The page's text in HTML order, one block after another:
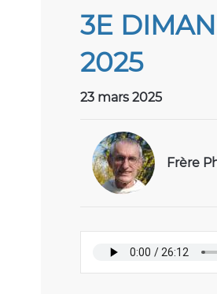
3E
2025
23 mars 2025
Frère